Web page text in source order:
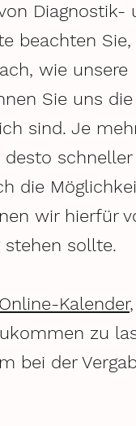
Diagnostik-
beachten Sie,
wie unsere
Sie uns die
sind. Je
desto schneller
die
wir hierfür
stehen sollte.
Online-Kalender,
zu
bei der